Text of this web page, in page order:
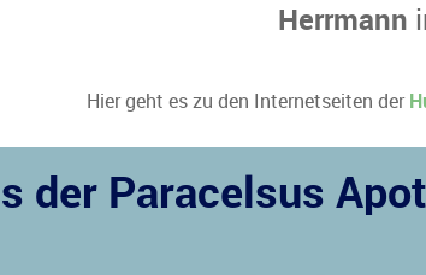
Herrmann
Hier geht es zu den Internetseiten der
der Paracelsus